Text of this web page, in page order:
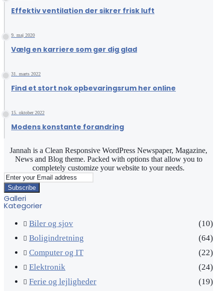
Effektiv ventilation der sikrer frisk luft
9. maj 2020
Vælg en karriere som gør dig glad
31. marts 2022
Find et stort nok opbevaringsrum her online
15. oktober 2022
Modens konstante forandring
Jannah is a Clean Responsive WordPress Newspaper, Magazine,
News and Blog theme. Packed with options that allow you to
completely customize your website to your needs.
Enter
your
Email
address
Galleri
Kategorier
Biler og sjov
(10)
Boligindretning
(64)
Computer og IT
(22)
Elektronik
(24)
Ferie og lejligheder
(19)